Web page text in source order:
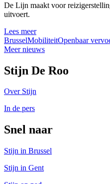
De Lijn maakt voor
uitvoert.
Lees meer
BrusselMobiliteitOpenbaar
Meer nieuws
Stijn De Roo
Over Stijn
In de pers
Snel naar
Stijn in Brussel
Stijn in Gent